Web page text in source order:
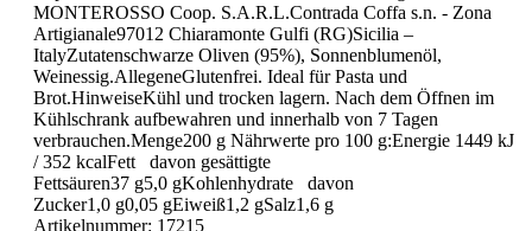
MONTEROSSO Coop. S.A.R.L.Contrada Coffa s.n. - Zona
Artigianale97012 Chiaramonte Gulfi (RG)Sicilia –
ItalyZutatenschwarze Oliven (95%), Sonnenblumenöl,
Weinessig.AllegeneGlutenfrei. Ideal für Pasta und
Brot.HinweiseKühl und trocken lagern. Nach dem Öffnen im
Kühlschrank aufbewahren und innerhalb von 7 Tagen
verbrauchen.Menge200 g Nährwerte pro 100 g:Energie 1449 kJ
/ 352 kcalFett davon gesättigte
Fettsäuren37 g5,0 gKohlenhydrate davon
Zucker1,0 g0,05 gEiweiß1,2 gSalz1,6 g
Artikelnummer: 17215